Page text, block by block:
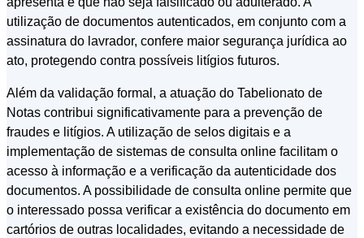
utilização de documentos autenticados, em conjunto com a
assinatura do lavrador, confere maior segurança jurídica ao
ato, protegendo contra possíveis litígios futuros.
Além da validação formal, a atuação do Tabelionato de
Notas contribui significativamente para a prevenção de
fraudes e litígios. A utilização de selos digitais e a
implementação de sistemas de consulta online facilitam o
acesso à informação e a verificação da autenticidade dos
documentos. A possibilidade de consulta online permite que
o interessado possa verificar a existência do documento em
cartórios de outras localidades, evitando a necessidade de